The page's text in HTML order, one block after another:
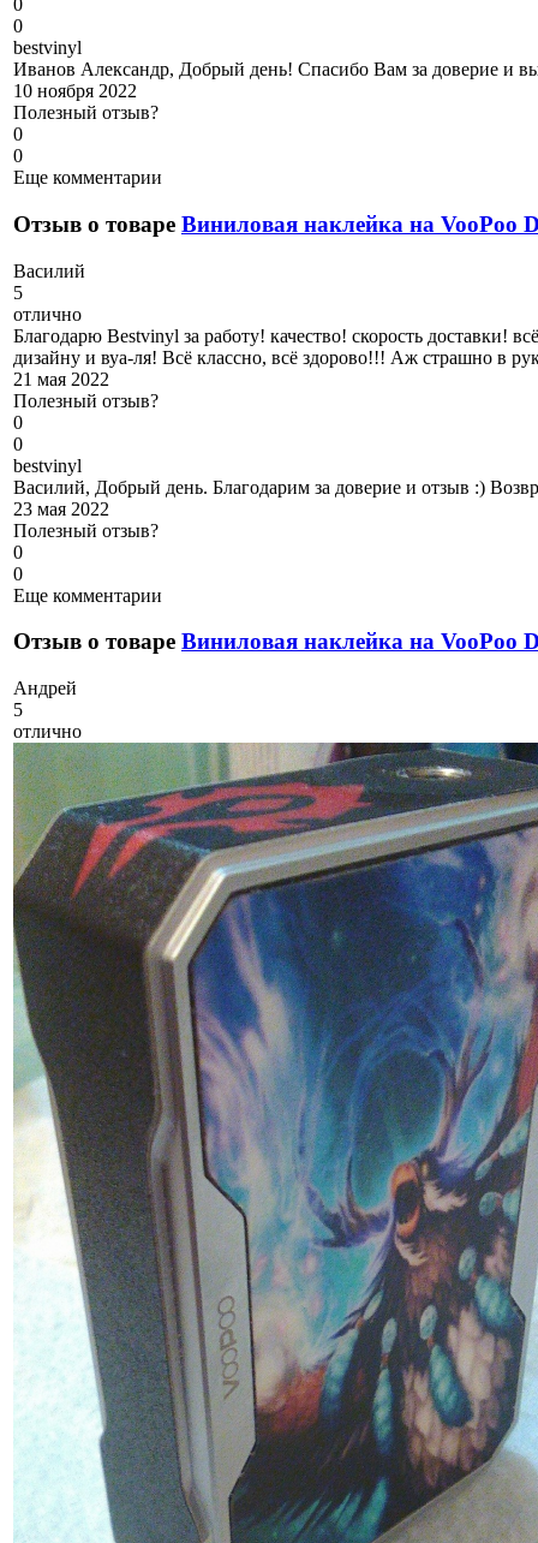
0
0
bestvinyl
Иванов Александр, Добрый день! Спасибо Вам за доверие и
10 ноября 2022
Полезный отзыв?
0
0
Еще комментарии
Отзыв о товаре Виниловая наклейка на VooPoo
Василий
5
отлично
Благодарю Bestvinyl за работу! качество! скорость
дизайну и вуа-ля! Всё классно, всё здорово!!! Аж страшно в
21 мая 2022
Полезный отзыв?
0
0
bestvinyl
Василий, Добрый день. Благодарим за доверие и отзыв :)
23 мая 2022
Полезный отзыв?
0
0
Еще комментарии
Отзыв о товаре Виниловая наклейка на VooPoo
Андрей
5
отлично